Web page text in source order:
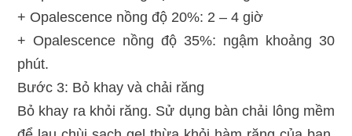
+ Opalescence nồng độ 20%: 2 – 4 giờ
+ Opalescence nồng độ 35%: ngậm khoảng 30
phút.
Bước 3: Bỏ khay và chải răng
Bỏ khay ra khỏi răng. Sử dụng bàn chải lông mềm